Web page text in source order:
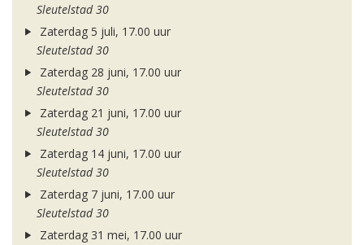
Sleutelstad 30
Zaterdag 5 juli, 17.00 uur
Sleutelstad 30
Zaterdag 28 juni, 17.00 uur
Sleutelstad 30
Zaterdag 21 juni, 17.00 uur
Sleutelstad 30
Zaterdag 14 juni, 17.00 uur
Sleutelstad 30
Zaterdag 7 juni, 17.00 uur
Sleutelstad 30
Zaterdag 31 mei, 17.00 uur